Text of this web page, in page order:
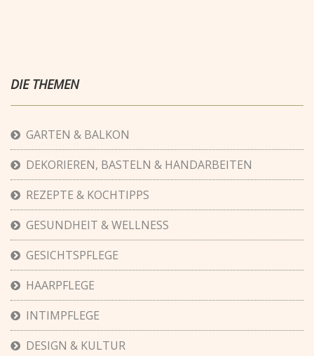
DIE THEMEN
GARTEN & BALKON
DEKORIEREN, BASTELN & HANDARBEITEN
REZEPTE & KOCHTIPPS
GESUNDHEIT & WELLNESS
GESICHTSPFLEGE
HAARPFLEGE
INTIMPFLEGE
DESIGN & KULTUR